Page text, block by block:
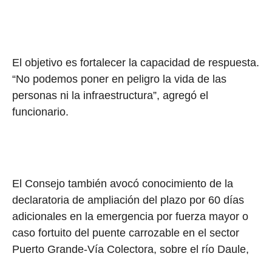
El objetivo es fortalecer la capacidad de respuesta.
“No podemos poner en peligro la vida de las
personas ni la infraestructura”, agregó el
funcionario.
El Consejo también avocó conocimiento de la
declaratoria de ampliación del plazo por 60 días
adicionales en la emergencia por fuerza mayor o
caso fortuito del puente carrozable en el sector
Puerto Grande-Vía Colectora, sobre el río Daule,